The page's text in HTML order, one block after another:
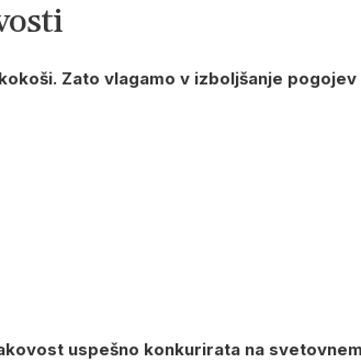
Zato vlagamo v izboljšanje
uspešno konkurirata na